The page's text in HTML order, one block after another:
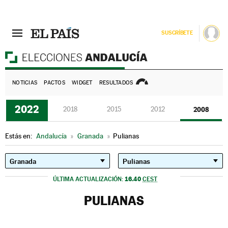
SUSCRÍBETE
NOTICIAS PACTOS WIDGET RESULTADOS
2022 2018 2015 2012 2008
Estás en: Andalucía » Granada » Pulianas
ÚLTIMA ACTUALIZACIÓN: 16.40 CEST
PULIANAS